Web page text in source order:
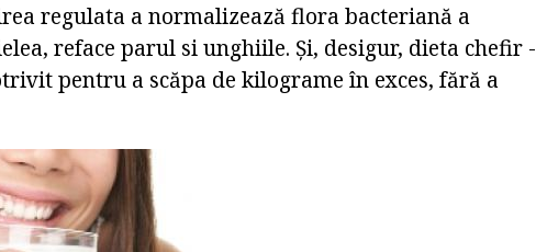
regulata a normalizează flora bacteriană a
reface parul si unghiile. Și, desigur, dieta chefir -
pentru a scăpa de kilograme în exces, fără a